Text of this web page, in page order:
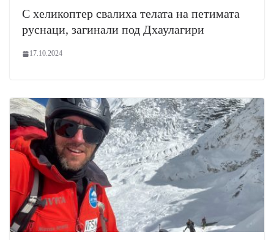
С хеликоптер свалиха телата на петимата
руснаци, загинали под Дхаулагири
17.10.2024